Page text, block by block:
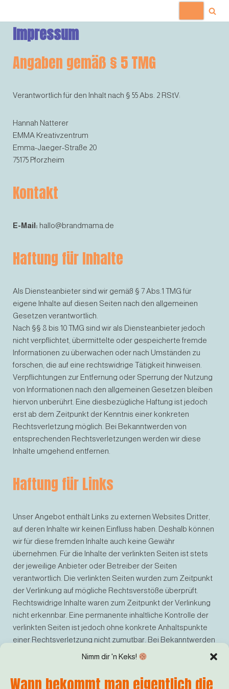
Nimm dir 'n Keks!
Wann bekommt man eigentlich die
Zum
Inhalt
Impressum
Angaben gemäß § 5 TMG
Verantwortlich für den Inhalt nach § 55 Abs. 2 RStV:
Hannah Natterer
EMMA Kreativzentrum
Emma-Jaeger-Straße 20
75175 Pforzheim
Kontakt
E-Mail: hallo@brandmama.de
Haftung für Inhalte
Als Diensteanbieter sind wir gemäß § 7 Abs.1 TMG für
eigene Inhalte auf diesen Seiten nach den allgemeinen
Gesetzen verantwortlich.
Nach §§ 8 bis 10 TMG sind wir als Diensteanbieter jedoch
nicht verpflichtet, übermittelte oder gespeicherte fremde
Informationen zu überwachen oder nach Umständen zu
forschen, die auf eine rechtswidrige Tätigkeit hinweisen.
Verpflichtungen zur Entfernung oder Sperrung der Nutzung
von Informationen nach den allgemeinen Gesetzen bleiben
hiervon unberührt. Eine diesbezügliche Haftung ist jedoch
erst ab dem Zeitpunkt der Kenntnis einer konkreten
Rechtsverletzung möglich. Bei Bekanntwerden von
entsprechenden Rechtsverletzungen werden wir diese
Inhalte umgehend entfernen.
Haftung für Links
Unser Angebot enthält Links zu externen Websites Dritter,
auf deren Inhalte wir keinen Einfluss haben. Deshalb können
wir für diese fremden Inhalte auch keine Gewähr
übernehmen. Für die Inhalte der verlinkten Seiten ist stets
der jeweilige Anbieter oder Betreiber der Seiten
verantwortlich. Die verlinkten Seiten wurden zum Zeitpunkt
der Verlinkung auf mögliche Rechtsverstöße überprüft.
Rechtswidrige Inhalte waren zum Zeitpunkt der Verlinkung
nicht erkennbar. Eine permanente inhaltliche Kontrolle der
verlinkten Seiten ist jedoch ohne konkrete Anhaltspunkte
einer Rechtsverletzung nicht zumutbar. Bei Bekanntwerden
von Rechtsverletzungen werden wir derartige Links